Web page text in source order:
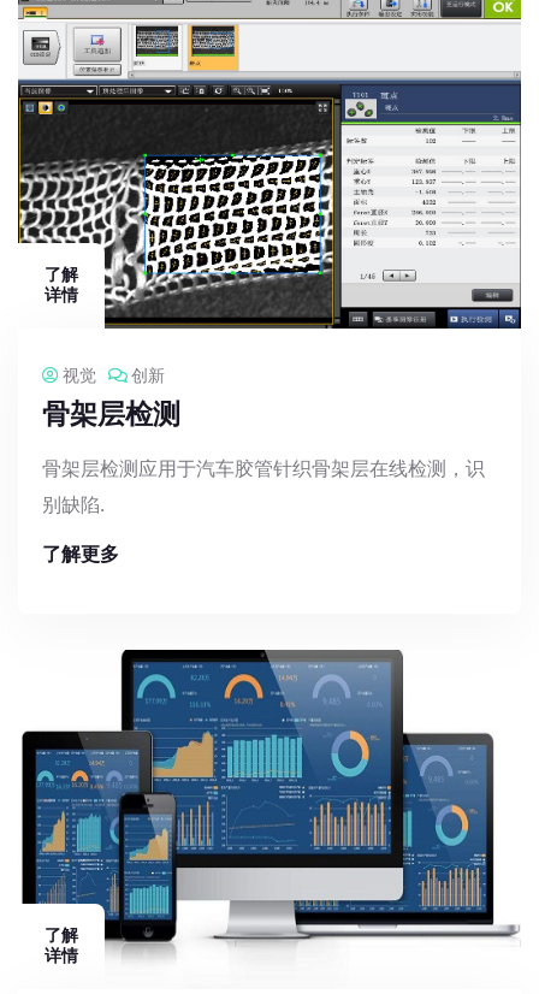
了解
详情
视觉 创新
骨架层检测
骨架层检测应用于汽车胶管针织骨架层在线检测，识
别缺陷.
了解更多
了解
详情